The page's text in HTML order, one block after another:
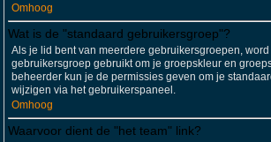
Omhoog
Wat is de "standaard gebruikersgroep"?
Als je lid bent van meerdere gebruikersgroepen, word
gebruikersgroep gebruikt om je groepskleur en
beheerder kun je de permissies geven om je
wijzigen via het gebruikerspaneel.
Omhoog
Waarvoor dient de "het team" link?